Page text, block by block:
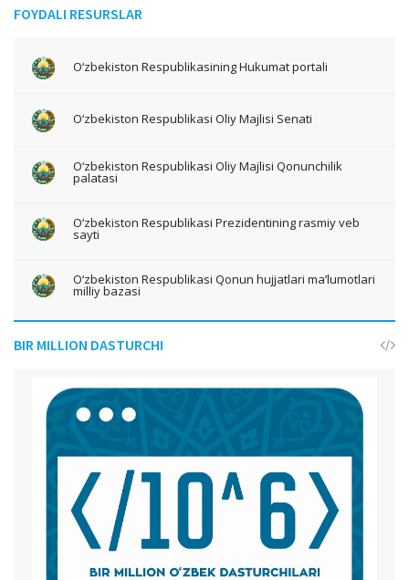
FOYDALI RESURSLAR
O‘zbekiston Respublikasining Hukumat portali
O‘zbekiston Respublikasi Oliy Majlisi Senati
O‘zbekiston Respublikasi Oliy Majlisi Qonunchilik
palatasi
O‘zbekiston Respublikasi Prezidentining rasmiy veb
sayti
O‘zbekiston Respublikasi Qonun hujjatlari ma’lumotlari
milliy bazasi
BIR MILLION DASTURCHI